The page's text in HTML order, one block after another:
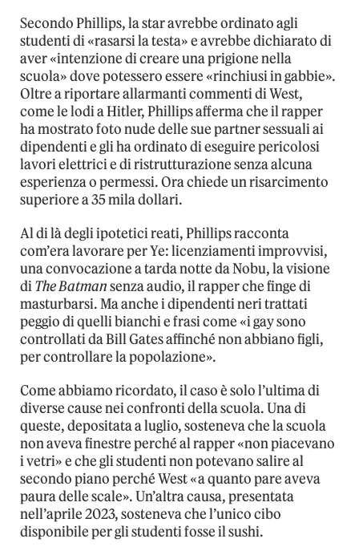
Secondo Phillips, la star avrebbe ordinato agli
studenti di «rasarsi la testa» e avrebbe dichiarato di
aver «intenzione di creare una prigione nella
scuola» dove potessero essere «rinchiusi in gabbie».
Oltre a riportare allarmanti commenti di West,
come le lodi a Hitler, Phillips afferma che il rapper
ha mostrato foto nude delle sue partner sessuali ai
dipendenti e gli ha ordinato di eseguire pericolosi
lavori elettrici e di ristrutturazione senza alcuna
esperienza o permessi. Ora chiede un risarcimento
superiore a 35 mila dollari.
Al di là degli ipotetici reati, Phillips racconta
com’era lavorare per Ye: licenziamenti improvvisi,
una convocazione a tarda notte da Nobu, la visione
diThe Batmansenza audio, il rapper che finge di
masturbarsi. Ma anche i dipendenti neri trattati
peggio di quelli bianchi e frasi come «i gay sono
controllati da Bill Gates affinché non abbiano figli,
per controllare la popolazione».
Come abbiamo ricordato, il caso è solo l’ultima di
diverse cause nei confronti della scuola. Una di
queste, depositata a luglio, sosteneva che la scuola
non aveva finestre perché al rapper «non piacevano
i vetri» e che gli studenti non potevano salire al
secondo piano perché West «a quanto pare aveva
paura delle scale». Un’altra causa, presentata
nell’aprile 2023, sosteneva che l’unico cibo
disponibile per gli studenti fosse il sushi.